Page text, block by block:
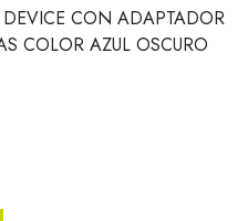
CON ADAPTADOR
COLOR AZUL OSCURO